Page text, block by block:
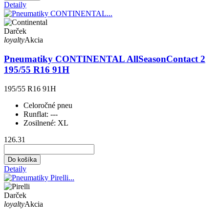
Detaily
Darček
loyaltyAkcia
Pneumatiky CONTINENTAL AllSeasonContact 2
195/55 R16 91H
195/55 R16 91H
Celoročné pneu
Runflat: ---
Zosilnené: XL
126.31
Do košíka
Detaily
Darček
loyaltyAkcia